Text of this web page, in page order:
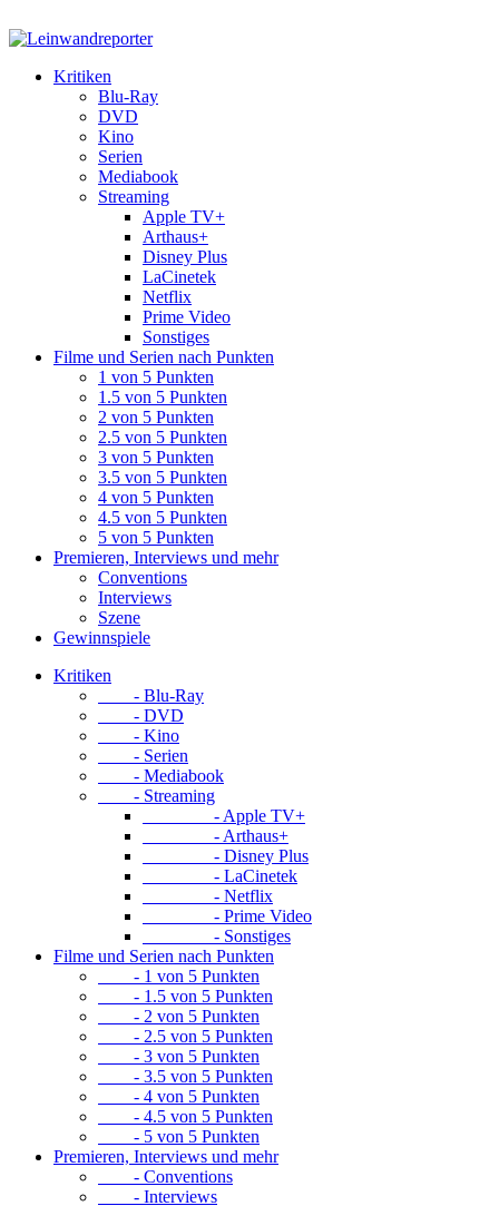
Kritiken
Blu-Ray
DVD
Kino
Serien
Mediabook
Streaming
Apple TV+
Arthaus+
Disney Plus
LaCinetek
Netflix
Prime Video
Sonstiges
Filme und Serien nach Punkten
1 von 5 Punkten
1.5 von 5 Punkten
2 von 5 Punkten
2.5 von 5 Punkten
3 von 5 Punkten
3.5 von 5 Punkten
4 von 5 Punkten
4.5 von 5 Punkten
5 von 5 Punkten
Premieren, Interviews und mehr
Conventions
Interviews
Szene
Gewinnspiele
Kritiken
- Blu-Ray
- DVD
- Kino
- Serien
- Mediabook
- Streaming
- Apple TV+
- Arthaus+
- Disney Plus
- LaCinetek
- Netflix
- Prime Video
- Sonstiges
Filme und Serien nach Punkten
- 1 von 5 Punkten
- 1.5 von 5 Punkten
- 2 von 5 Punkten
- 2.5 von 5 Punkten
- 3 von 5 Punkten
- 3.5 von 5 Punkten
- 4 von 5 Punkten
- 4.5 von 5 Punkten
- 5 von 5 Punkten
Premieren, Interviews und mehr
- Conventions
- Interviews